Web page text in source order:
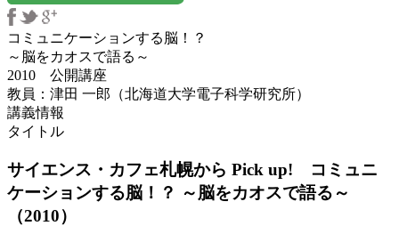
コミュニケーションする脳！？
～脳をカオスで語る～
2010 公開講座
教員：津田 一郎（北海道大学電子科学研究所）
講義情報
タイトル
サイエンス・カフェ札幌から Pick up! コミュニ
ケーションする脳！？ ～脳をカオスで語る～
（2010）